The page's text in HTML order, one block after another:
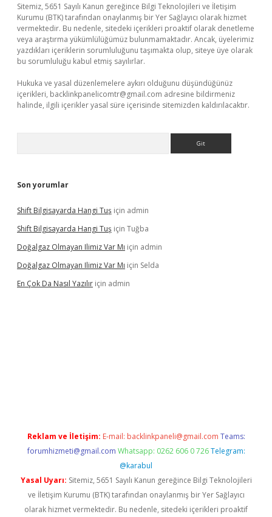
Sitemiz, 5651 Sayılı Kanun gereğince Bilgi Teknolojileri ve İletişim
Kurumu (BTK) tarafından onaylanmış bir Yer Sağlayıcı olarak hizmet
vermektedir. Bu nedenle, sitedeki içerikleri proaktif olarak denetleme
veya araştırma yükümlülüğümüz bulunmamaktadır. Ancak, üyelerimiz
yazdıkları içeriklerin sorumluluğunu taşımakta olup, siteye üye olarak
bu sorumluluğu kabul etmiş sayılırlar.
Hukuka ve yasal düzenlemelere aykırı olduğunu düşündüğünüz
içerikleri, backlinkpanelicomtr@gmail.com adresine bildirmeniz
halinde, ilgili içerikler yasal süre içerisinde sitemizden kaldırılacaktır.
Son yorumlar
Shift Bilgisayarda Hangi Tuş için admin
Shift Bilgisayarda Hangi Tuş için Tuğba
Doğalgaz Olmayan Ilimiz Var Mı için admin
Doğalgaz Olmayan Ilimiz Var Mı için Selda
En Çok Da Nasıl Yazılır için admin
Reklam ve İletişim: E-mail: backlinkpaneli@gmail.com Teams:
forumhizmeti@gmail.com Whatsapp: 0262 606 0 726 Telegram:
@karabul
Yasal Uyarı: Sitemiz, 5651 Sayılı Kanun gereğince Bilgi Teknolojileri
ve İletişim Kurumu (BTK) tarafından onaylanmış bir Yer Sağlayıcı
olarak hizmet vermektedir. Bu nedenle, sitedeki içerikleri proaktif